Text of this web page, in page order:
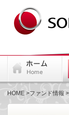
HOME ファンド情報